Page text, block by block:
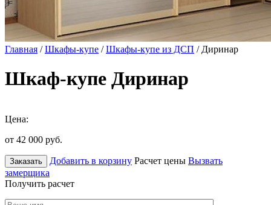
Главная /Шкафы-купе /Шкафы-купе из ДСП / Диринар
Шкаф-купе Диринар
Цена:
от 42 000 руб.
Заказать Добавить в корзину Расчет цены Вызвать
замерщика
Получить расчет